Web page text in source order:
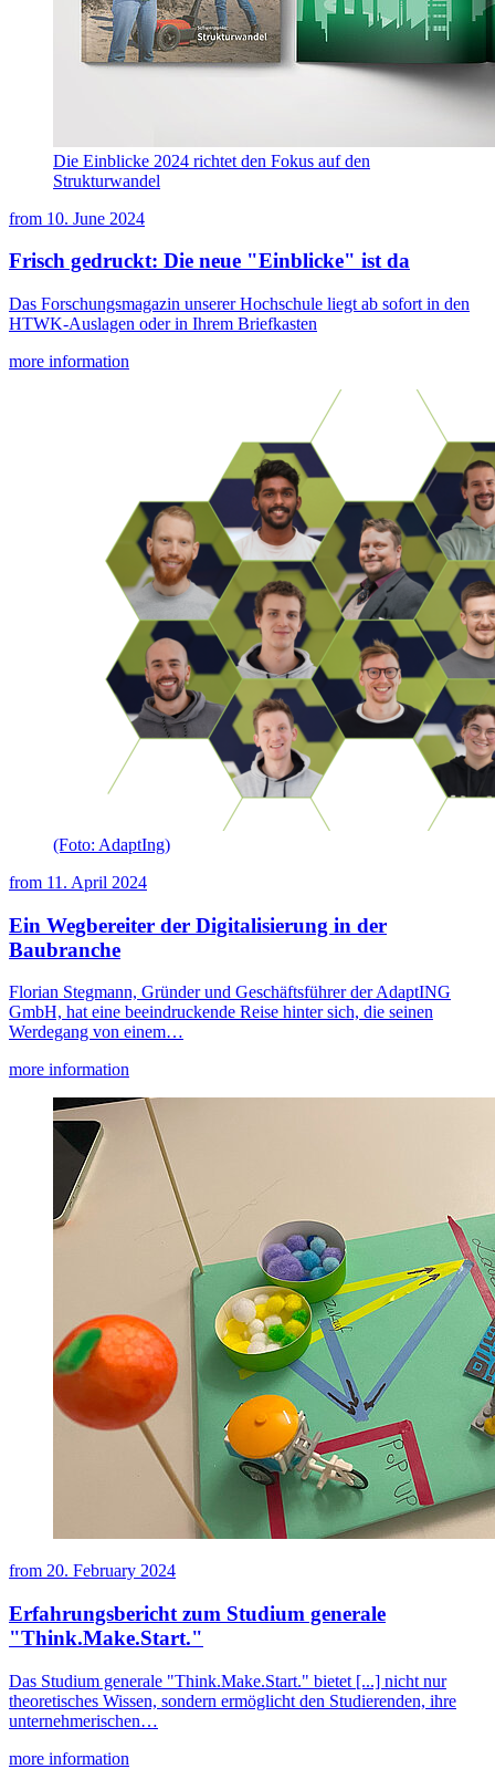
Die Einblicke 2024 richtet den Fokus auf den
Strukturwandel
from 10. June 2024
Frisch gedruckt: Die neue "Einblicke" ist da
Das Forschungsmagazin unserer Hochschule liegt ab sofort in den
HTWK-Auslagen oder in Ihrem Briefkasten
more information
(Foto: AdaptIng)
from 11. April 2024
Ein Wegbereiter der Digitalisierung in der
Baubranche
Florian Stegmann, Gründer und Geschäftsführer der AdaptING
GmbH, hat eine beeindruckende Reise hinter sich, die seinen
Werdegang von einem…
more information
from 20. February 2024
Erfahrungsbericht zum Studium generale
"Think.Make.Start."
Das Studium generale "Think.Make.Start." bietet [...] nicht nur
theoretisches Wissen, sondern ermöglicht den Studierenden, ihre
unternehmerischen…
more information